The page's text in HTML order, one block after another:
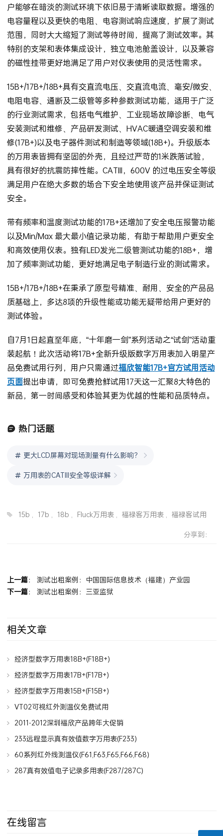
户能够在暗淡的测试环境下依旧易于清晰读取数据。增强的
电容量程以及更快的电阻、电容测试响应速度，扩展了测试
范围，同时大大缩短了测试等待时间，提高了测试效率。其
特别的支架和表体集成设计，独立电池舱盖设计，以及兼容
的磁性挂带更好地满足了用户对仪表使用的灵活性需求。
15B+/17B+/18B+具有交直流电压、交直流电流、毫安/微安、
电阻电容、通断及二级管等多种参数测试功能，适用于广泛
的行业测试需求，包括电气维护、工业现场故障诊断、电气
安装测试和维修、产品研发测试、HVAC暖通空调安装和维
修(17B+)以及电子器件测试和制造等领域(18B+)。升级版本
的万用表皆拥有坚固的外壳，且经过严苛的1米跌落试验，
具有很好的抗震防摔性能。CATIII，600V 的过电压安全等级
满足用户在绝大多数的场合下安全地使用该产品并保证测试
安全。
带有频率和温度测试功能的17B+还增加了安全电压报警功能
以及Min/Max 最大最小值记录功能，有助于帮助用户更安全
和高效使用仪表。独有LED发光二级管测试功能的18B+，增
加了频率测试功能，更好地满足电子制造行业的测试需求。
15B+/17B+/18B+在秉承了原型号精准、耐用、安全的产品品
质基础上，多达8项的升级性能或功能无疑带给用户更好的
测试体验。
自7月1日起直至年底，“十年磨一剑”系列活动之“试剑”活动重
装起航！此次活动将17B+全新升级版数字万用表加入明星产
品免费试用行列，用户只需通过福欣智能17B+官方试用活动
页面提出申请，即可免费抢鲜试用17天这一汇聚8大特色的
新品，第一时间感受和体验其更为优越的性能和品质特点。
热门话题
更大LCD屏幕对现场测量有什么影响？
万用表的CATIII安全等级详解
15b , 17b , 18b , Fluck万用表, 福禄客万用表, 福禄客试用
分享到：
上一篇： 测试出租案例：中国国际信息技术（福建）产业园
下一篇： 测试出租案例：三亚监狱
相关文章
经济型数字万用表18B+(F18B+)
经济型数字万用表17B+(F17B+)
经济型数字万用表15B+(F15B+)
VT02可视红外测温仪免费试用
2011-2012深圳福欣产品跨年大促销
233远程显示真有效值数字万用表(F233)
60系列红外线测温仪(F61,F63,F65,F66,F68)
287真有效值电子记录多用表(F287/287C)
在线留言